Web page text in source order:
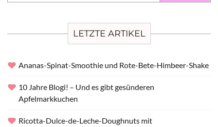
LETZTE ARTIKEL
Ananas-Spinat-Smoothie und Rote-Bete-Himbeer-Shake
10 Jahre Blogi! – Und es gibt gesünderen
Apfelmarkkuchen
Ricotta-Dulce-de-Leche-Doughnuts mit